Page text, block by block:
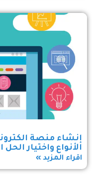
إنشاء منصة
الأنواع واختيار
اقراء المزيد »